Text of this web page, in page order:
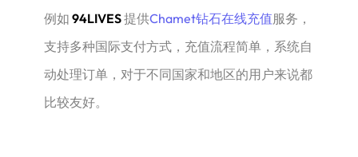
例如 94LIVES提供Chamet钻石在线充值服务，
支持多种国际支付方式，充值流程简单，系统自
动处理订单，对于不同国家和地区的用户来说都
比较友好。